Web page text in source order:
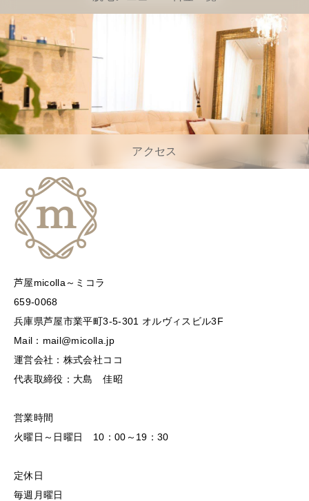
アクセス
芦屋micolla～ミコラ
659-0068
兵庫県芦屋市業平町3-5-301 オルヴィスビル3F
Mail：mail@micolla.jp
運営会社：株式会社ココ
代表取締役：大島 佳昭
営業時間
火曜日～日曜日 10：00～19：30
定休日
毎週月曜日